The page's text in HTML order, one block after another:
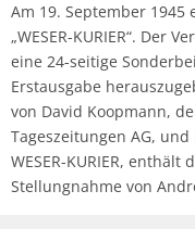
Am 19. September 1945
„WESER-KURIER“. Der
eine 24-seitige
Erstausgabe
von David Koopmann,
Tageszeitungen AG,
WESER-KURIER,
Stellungnahme von